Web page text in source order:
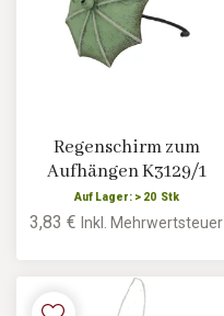
Regenschirm zum
Aufhängen K3129/1
Auf Lager: > 20 Stk
3,83 €Inkl. Mehrwertsteuer